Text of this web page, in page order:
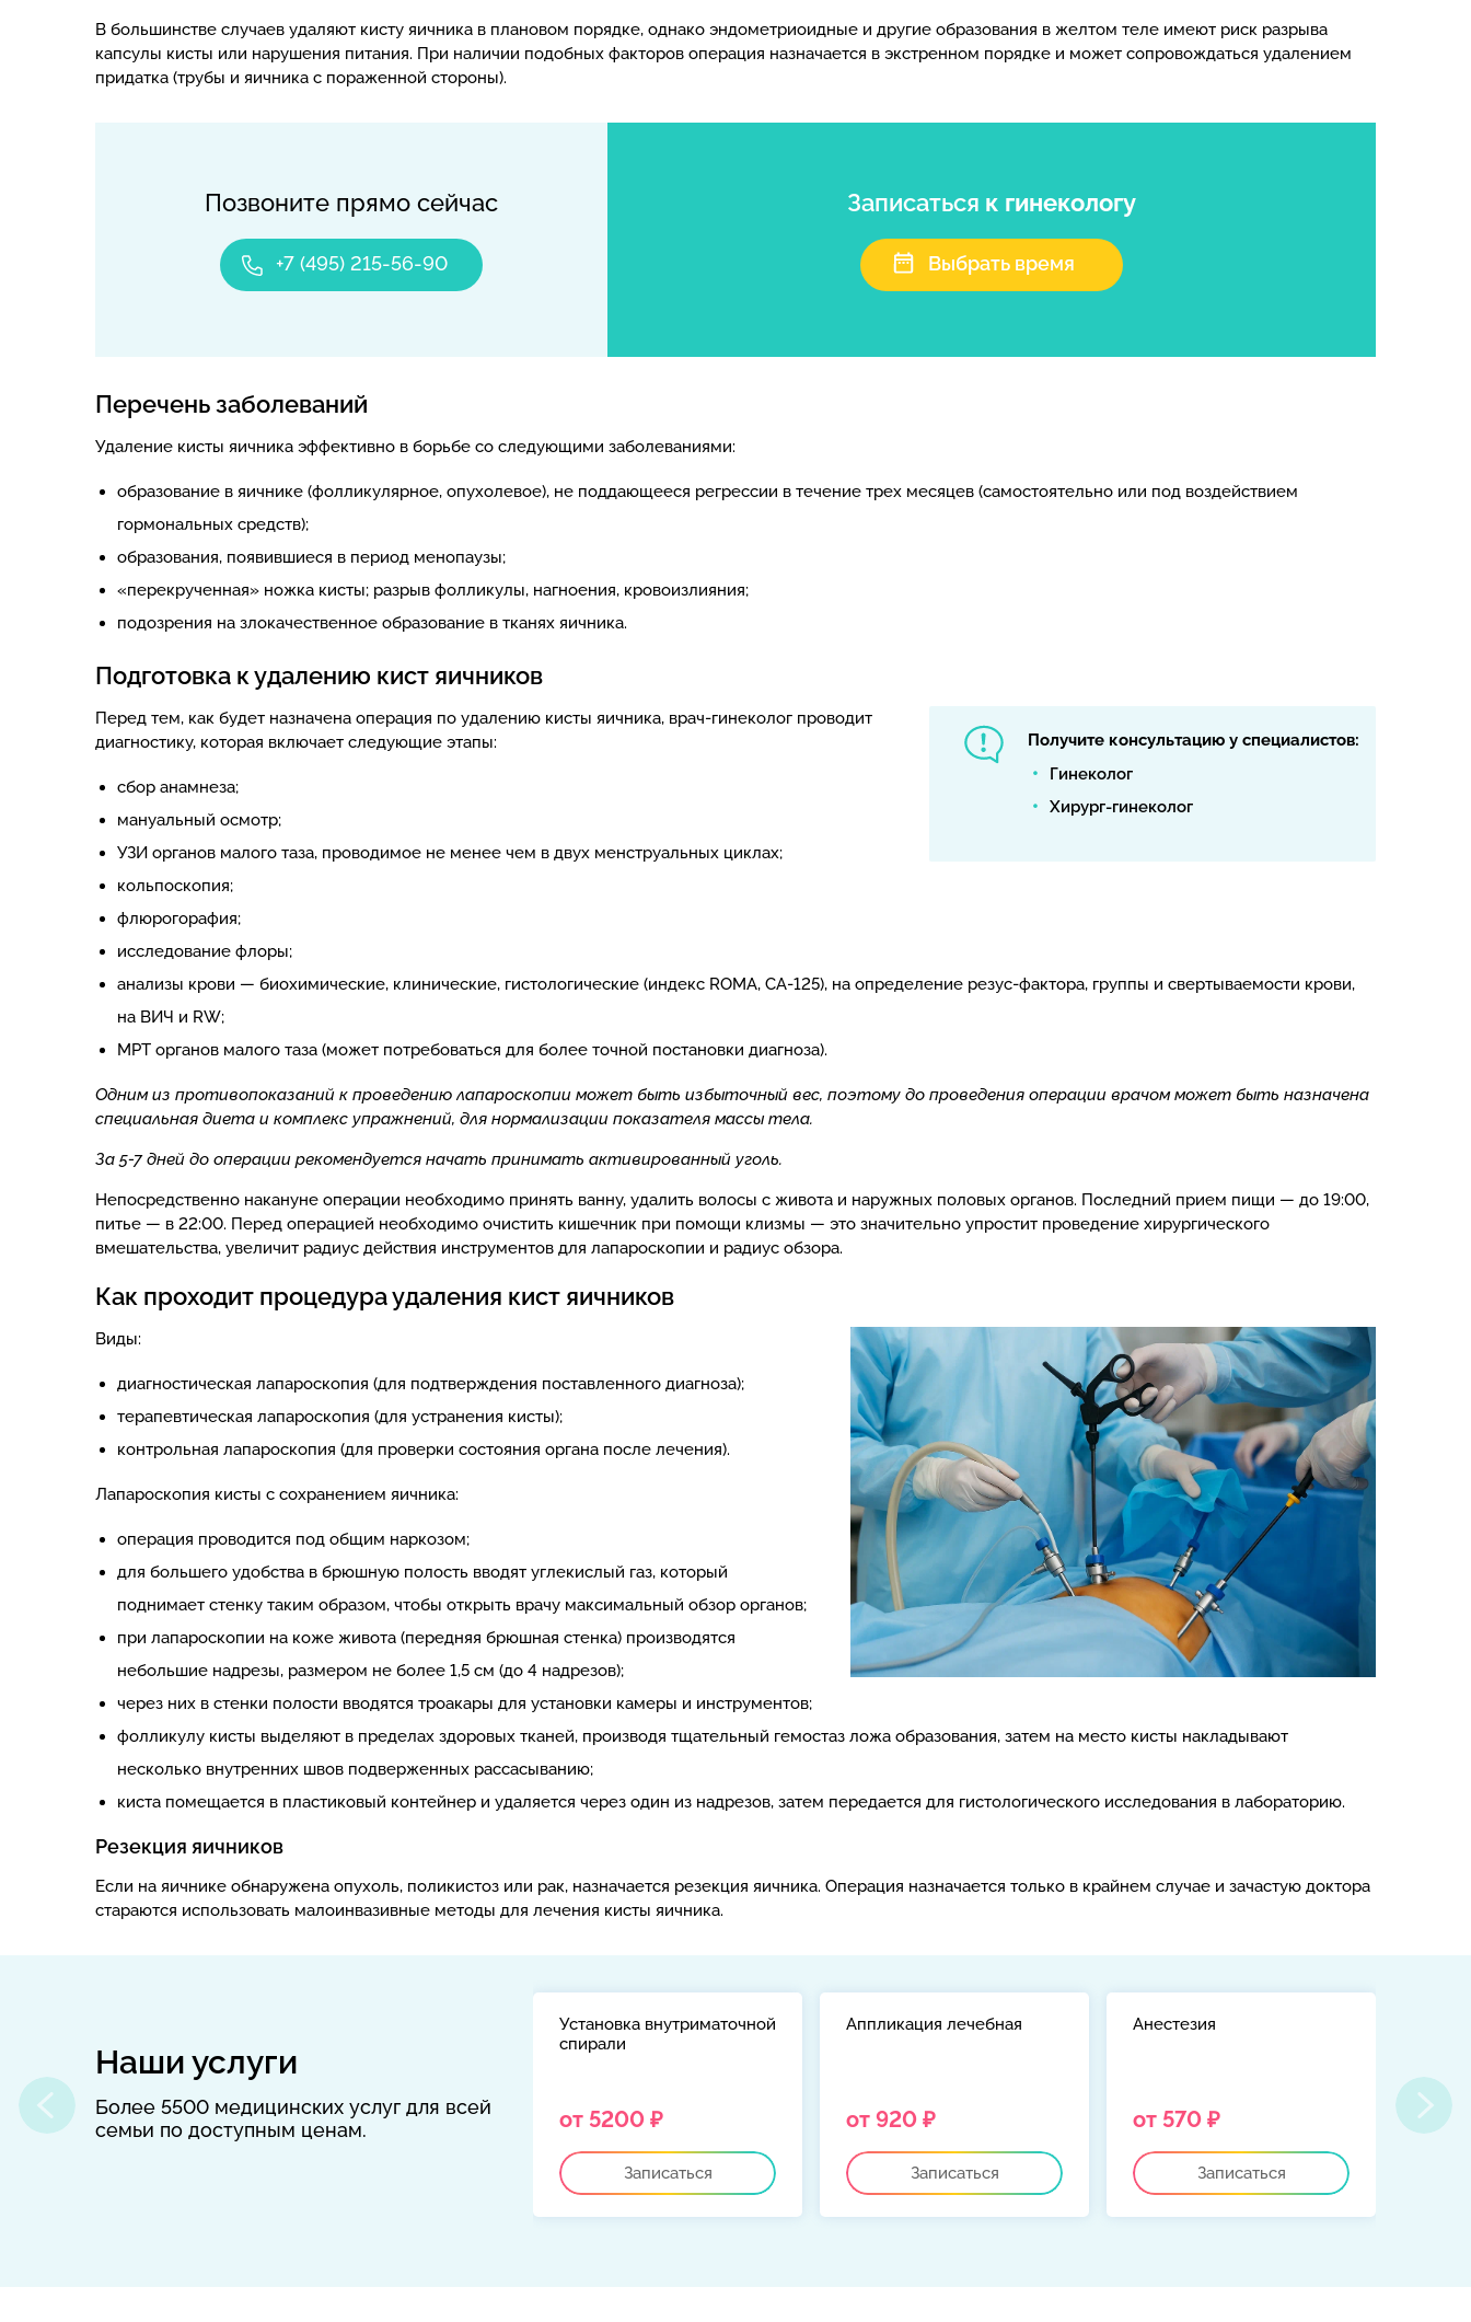
В большинстве случаев удаляют кисту яичника в плановом порядке, однако эндометриоидные и другие образования в желтом теле имеют риск разрыва
капсулы кисты или нарушения питания. При наличии подобных факторов операция назначается в экстренном порядке и может сопровождаться удалением
придатка (трубы и яичника с пораженной стороны).
Позвоните прямо сейчас
+7 (495) 215-56-90
Записаться к гинекологу
Выбрать время
Перечень заболеваний
Удаление кисты яичника эффективно в борьбе со следующими заболеваниями:
образование в яичнике (фолликулярное, опухолевое), не поддающееся регрессии в течение трех месяцев (самостоятельно или под воздействием
гормональных средств);
образования, появившиеся в период менопаузы;
«перекрученная» ножка кисты; разрыв фолликулы, нагноения, кровоизлияния;
подозрения на злокачественное образование в тканях яичника.
Подготовка к удалению кист яичников
Получите консультацию у специалистов:
Гинеколог
Хирург-гинеколог
Перед тем, как будет назначена операция по удалению кисты яичника, врач-гинеколог проводит
диагностику, которая включает следующие этапы:
сбор анамнеза;
мануальный осмотр;
УЗИ органов малого таза, проводимое не менее чем в двух менструальных циклах;
кольпоскопия;
флюрогорафия;
исследование флоры;
анализы крови — биохимические, клинические, гистологические (индекс ROMA, СА-125), на определение резус-фактора, группы и свертываемости крови,
на ВИЧ и RW;
МРТ органов малого таза (может потребоваться для более точной постановки диагноза).
Одним из противопоказаний к проведению лапароскопии может быть избыточный вес, поэтому до проведения операции врачом может быть назначена
специальная диета и комплекс упражнений, для нормализации показателя массы тела.
За 5-7 дней до операции рекомендуется начать принимать активированный уголь.
Непосредственно накануне операции необходимо принять ванну, удалить волосы с живота и наружных половых органов. Последний прием пищи — до 19:00,
питье — в 22:00. Перед операцией необходимо очистить кишечник при помощи клизмы — это значительно упростит проведение хирургического
вмешательства, увеличит радиус действия инструментов для лапароскопии и радиус обзора.
Как проходит процедура удаления кист яичников
Виды:
диагностическая лапароскопия (для подтверждения поставленного диагноза);
терапевтическая лапароскопия (для устранения кисты);
контрольная лапароскопия (для проверки состояния органа после лечения).
Лапароскопия кисты с сохранением яичника:
операция проводится под общим наркозом;
для большего удобства в брюшную полость вводят углекислый газ, который
поднимает стенку таким образом, чтобы открыть врачу максимальный обзор органов;
при лапароскопии на коже живота (передняя брюшная стенка) производятся
небольшие надрезы, размером не более 1,5 см (до 4 надрезов);
через них в стенки полости вводятся троакары для установки камеры и инструментов;
фолликулу кисты выделяют в пределах здоровых тканей, производя тщательный гемостаз ложа образования, затем на место кисты накладывают
несколько внутренних швов подверженных рассасыванию;
киста помещается в пластиковый контейнер и удаляется через один из надрезов, затем передается для гистологического исследования в лабораторию.
Резекция яичников
Если на яичнике обнаружена опухоль, поликистоз или рак, назначается резекция яичника. Операция назначается только в крайнем случае и зачастую доктора
стараются использовать малоинвазивные методы для лечения кисты яичника.
Наши услуги
Более 5500 медицинских услуг для всей
семьи по доступным ценам.
Установка внутриматочной
спирали
от 5200 ₽
Записаться
Аппликация лечебная
от 920 ₽
Записаться
Анестезия
от 570 ₽
Записаться
от